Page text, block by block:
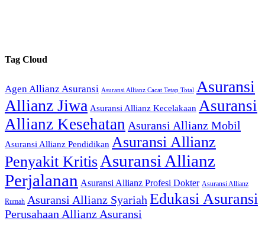
Tag Cloud
Agen Allianz Asuransi Asuransi Allianz Cacat Tetap Total
Asuransi
Allianz Jiwa Asuransi Allianz Kecelakaan Asuransi
Allianz Kesehatan Asuransi Allianz Mobil
Asuransi Allianz Pendidikan Asuransi Allianz
Penyakit Kritis Asuransi Allianz
Perjalanan Asuransi Allianz Profesi Dokter Asuransi Allianz
Rumah Asuransi Allianz Syariah Edukasi Asuransi
Perusahaan Allianz Asuransi